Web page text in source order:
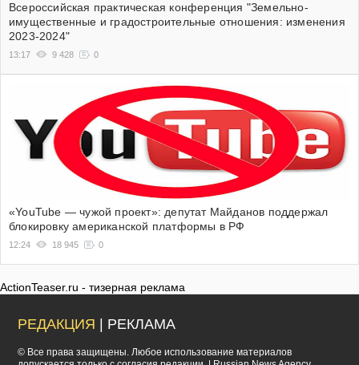
Всероссийская практическая конференция "Земельно-
имущественные и градостроительные отношения: изменения
2023-2024"
13:17 9 428 0
«YouTube — чужой проект»: депутат Майданов поддержал
блокировку американской платформы в РФ
12:24 18 945 0
ActionTeaser.ru - тизерная реклама
РЕДАКЦИЯ | РЕКЛАМА
© Все права защищены. Любое использование материалов